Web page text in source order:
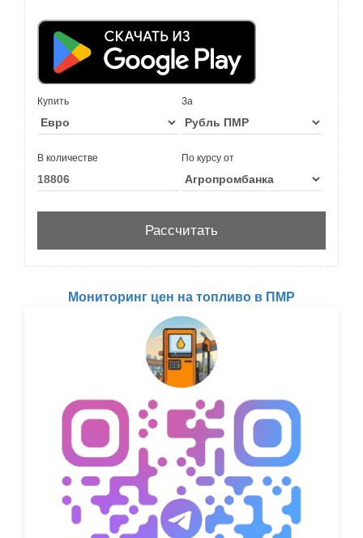
Купить За
В количестве По курсу от
Мониторинг цен на топливо в ПМР